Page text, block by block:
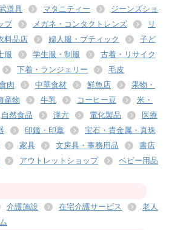
道具 マタニティー
ジーンズショ
プ メガネ・コンタクトレンズ
リ
料品店 婦人服・ブティック
子ど
服 学生服・制服
古着・リサイク
下着・ランジェリー
毛皮
肉 中華食材 鮮魚店
果物・
産物 牛乳 コーヒー豆
米・
自然食品 漢方 電化製品
医療
印鑑・印章
宝石・貴金属・真珠
家具 文房具・事務用品
書店
アウトレットショップ
ベビー用品
介護施設 在宅介護サービス
老人